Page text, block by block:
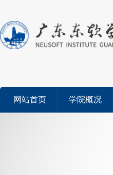
网站首页 学院概况